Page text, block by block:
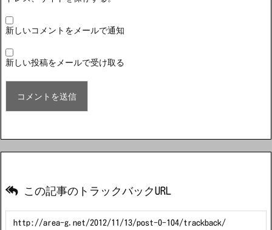
新しいコメントをメールで通知
新しい投稿をメールで受け取る
この記事のトラックバックURL